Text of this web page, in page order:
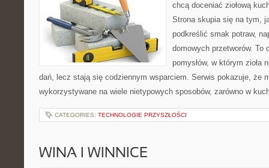
chcą doceniać ziołową
Strona skupia się na tym,
podkreślić smak potraw,
domowych przetworów. To
pomysłów, w którym zioła
dań, lecz stają się codziennym wsparciem. Serwis pokazuje, że
wykorzystywane na wiele nietypowych sposobów, zarówno w
CATEGORIES: TECHNOLOGIE PRZYSZŁOŚCI
WINA I WINNICE